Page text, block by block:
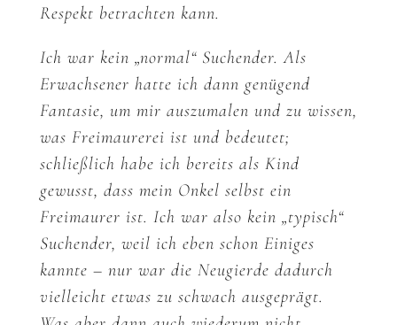
Respekt betrachten kann.
Ich war kein „normal“ Suchender. Als
Erwachsener hatte ich dann genügend
Fantasie, um mir auszumalen und zu wissen,
was Freimaurerei ist und bedeutet;
schließlich habe ich bereits als Kind
gewusst, dass mein Onkel selbst ein
Freimaurer ist. Ich war also kein „typisch“
Suchender, weil ich eben schon Einiges
kannte – nur war die Neugierde dadurch
vielleicht etwas zu schwach ausgeprägt.